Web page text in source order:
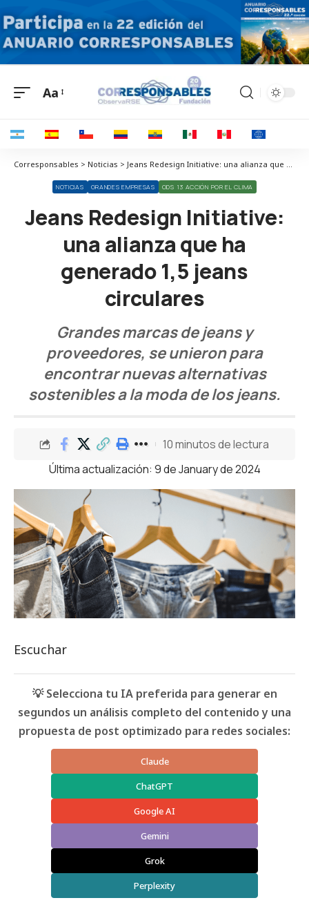
Aa
Corresponsables > Noticias > Jeans Redesign Initiative: una alianza que ha generado 1,5 jeans circulares
NOTICIAS GRANDES EMPRESAS ODS 13 ACCIÓN POR EL CLIMA
Jeans Redesign Initiative:
una alianza que ha
generado 1,5 jeans
circulares
Grandes marcas de jeans y
proveedores, se unieron para
encontrar nuevas alternativas
sostenibles a la moda de los jeans.
Última actualización: 9 de January de 2024
10 minutos de lectura
Escuchar
💡 Selecciona tu IA preferida para generar en
segundos un análisis completo del contenido y una
propuesta de post optimizado para redes sociales:
Claude
ChatGPT
Google AI
Gemini
Grok
Perplexity